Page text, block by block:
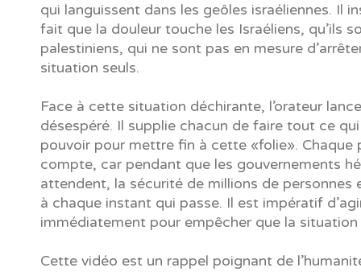
qui languissent dans les geôles israéliennes. Il
fait que la douleur touche les Israéliens, qu’ils
palestiniens, qui ne sont pas en mesure
situation seuls.
Face à cette situation déchirante, l’orateur
désespéré. Il supplie chacun de faire tout ce
pouvoir pour mettre fin à cette «folie». Chaque
compte, car pendant que les gouvernements
attendent, la sécurité de millions de personnes
à chaque instant qui passe. Il est impératif
immédiatement pour empêcher que la situation
Cette vidéo est un rappel poignant de